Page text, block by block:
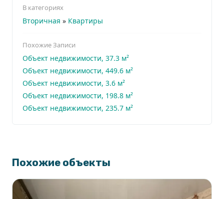
В категориях
Вторичная » Квартиры
Похожие Записи
Объект недвижимости, 37.3 м²
Объект недвижимости, 449.6 м²
Объект недвижимости, 3.6 м²
Объект недвижимости, 198.8 м²
Объект недвижимости, 235.7 м²
Похожие объекты